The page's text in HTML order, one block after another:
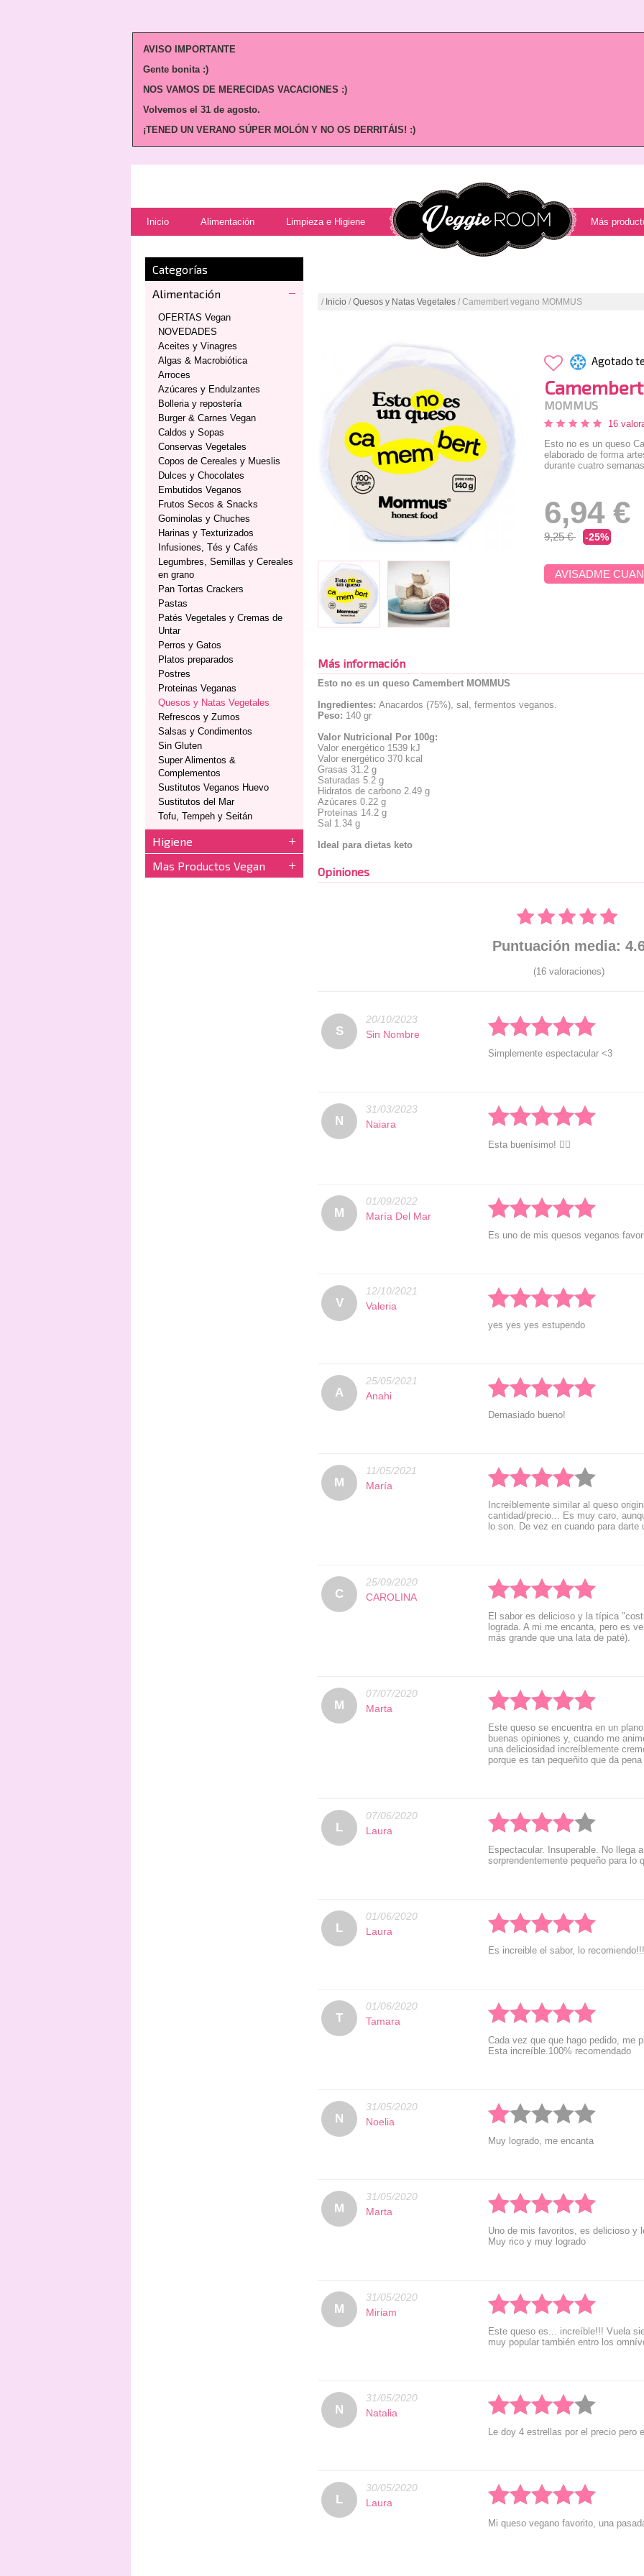
AVISO IMPORTANTE
Gente bonita :)
NOS VAMOS DE MERECIDAS VACACIONES :)
Volvemos el 31 de agosto.
¡TENED UN VERANO SÚPER MOLÓN Y NO OS DERRITÁIS! :)
Inicio Alimentación Limpieza e Higiene Más
Categorías
Alimentación
OFERTAS Vegan
NOVEDADES
Aceites y Vinagres
Algas & Macrobiótica
Arroces
Azúcares y Endulzantes
Bolleria y repostería
Burger & Carnes Vegan
Caldos y Sopas
Conservas Vegetales
Copos de Cereales y Mueslis
Dulces y Chocolates
Embutidos Veganos
Frutos Secos & Snacks
Gominolas y Chuches
Harinas y Texturizados
Infusiones, Tés y Cafés
Legumbres, Semillas y Cereales
en grano
Pan Tortas Crackers
Pastas
Patés Vegetales y Cremas de
Untar
Perros y Gatos
Platos preparados
Postres
Proteinas Veganas
Quesos y Natas Vegetales
Refrescos y Zumos
Salsas y Condimentos
Sin Gluten
Super Alimentos &
Complementos
Sustitutos Veganos Huevo
Sustitutos del Mar
Tofu, Tempeh y Seitán
Higiene
Mas Productos Vegan
/ Inicio / Quesos y Natas Vegetales / Camembert vegano MOMMUS
Agotado
MOMMUS
16
Esto no es un queso
elaborado de forma
durante cuatro
6,94 €
9,25 € -25%
AVISADME
Más información
Esto no es un queso Camembert MOMMUS
Ingredientes: Anacardos (75%), sal, fermentos veganos.
Peso: 140 gr
Valor Nutricional Por 100g:
Valor energético 1539 kJ
Valor energético 370 kcal
Grasas 31.2 g
Saturadas 5.2 g
Hidratos de carbono 2.49 g
Azúcares 0.22 g
Proteínas 14.2 g
Sal 1.34 g
Ideal para dietas keto
Opiniones
Puntuación media:
(16 valoraciones)
S
20/10/2023
Sin Nombre
Simplemente espectacular <3
N
31/03/2023
Naiara
Esta buenísimo! 👌🏻
M
01/09/2022
María Del Mar
Es uno de mis quesos veganos
V
12/10/2021
Valeria
yes yes yes estupendo
A
25/05/2021
Anahi
Demasiado bueno!
M
11/05/2021
María
Increíblemente similar al queso
cantidad/precio... Es muy caro,
lo son. De vez en cuando para
C
25/09/2020
CAROLINA
El sabor es delicioso y la típica
lograda. A mi me encanta, pero es
más grande que una lata de paté).
M
07/07/2020
Marta
Este queso se encuentra en un
buenas opiniones y, cuando me
una deliciosidad increíblemente
porque es tan pequeñito que da
L
07/06/2020
Laura
Espectacular. Insuperable. No llega
sorprendentemente pequeño para lo
L
01/06/2020
Laura
Es increible el sabor, lo
T
01/06/2020
Tamara
Cada vez que que hago pedido, me
Esta increíble.100% recomendado
N
31/05/2020
Noelia
Muy logrado, me encanta
M
31/05/2020
Marta
Uno de mis favoritos, es delicioso y
Muy rico y muy logrado
M
31/05/2020
Miriam
Este queso es... increíble!!! Vuela
muy popular también entro los
N
31/05/2020
Natalia
Le doy 4 estrellas por el precio pero
L
30/05/2020
Laura
Mi queso vegano favorito, una